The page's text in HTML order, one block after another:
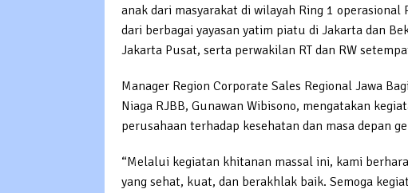
anak dari masyarakat di wilayah Ring 1
dari berbagai yayasan yatim piatu di Jakarta dan
Jakarta Pusat, serta perwakilan RT dan RW
Manager Region Corporate Sales Regional Jawa
Niaga RJBB, Gunawan Wibisono, mengatakan
perusahaan terhadap kesehatan dan masa depan
“Melalui kegiatan khitanan massal ini, kami
yang sehat, kuat, dan berakhlak baik. Semoga